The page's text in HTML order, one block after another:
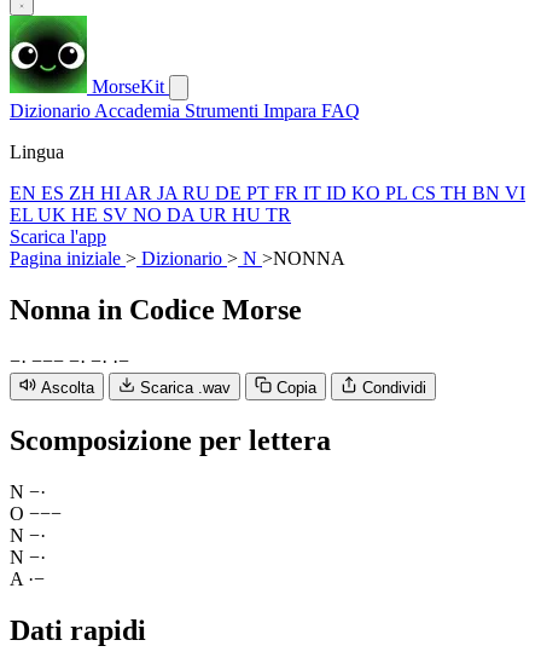
MorseKit
Dizionario Accademia Strumenti Impara FAQ
Lingua
EN ES ZH HI AR JA RU DE PT FR IT ID KO PL CS TH BN VI
EL UK HE SV NO DA UR HU TR
Scarica l'app
Pagina iniziale > Dizionario > N >NONNA
Nonna in Codice Morse
−· −−− −· −· ·−
Ascolta Scarica .wav Copia Condividi
Scomposizione per lettera
N −·
O −−−
N −·
N −·
A ·−
Dati rapidi